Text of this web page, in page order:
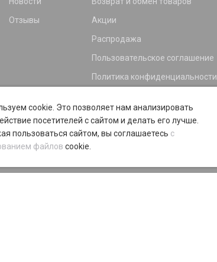
Отзывы
Акции
Распродажа
Пользовательское соглашение
Политика конфиденциальности
Программа лояльности
cookie. Это позволяет нам анализировать
посетителей с сайтом и делать его лучше.
пользоваться сайтом, вы соглашаетесь с
файлов cookie.